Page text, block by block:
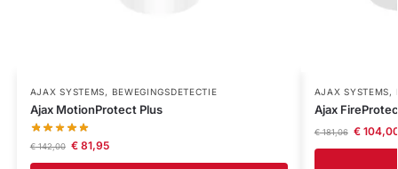
AJAX SYSTEMS, BEWEGINGSDETECTIE
Ajax MotionProtect Plus
€142,00 €81,95
AJAX SYSTEMS,
Ajax
€181,06 €